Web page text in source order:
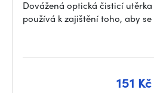
Dovážená optická čisticí utěrka
používá k zajištění toho, aby se
151 Kč